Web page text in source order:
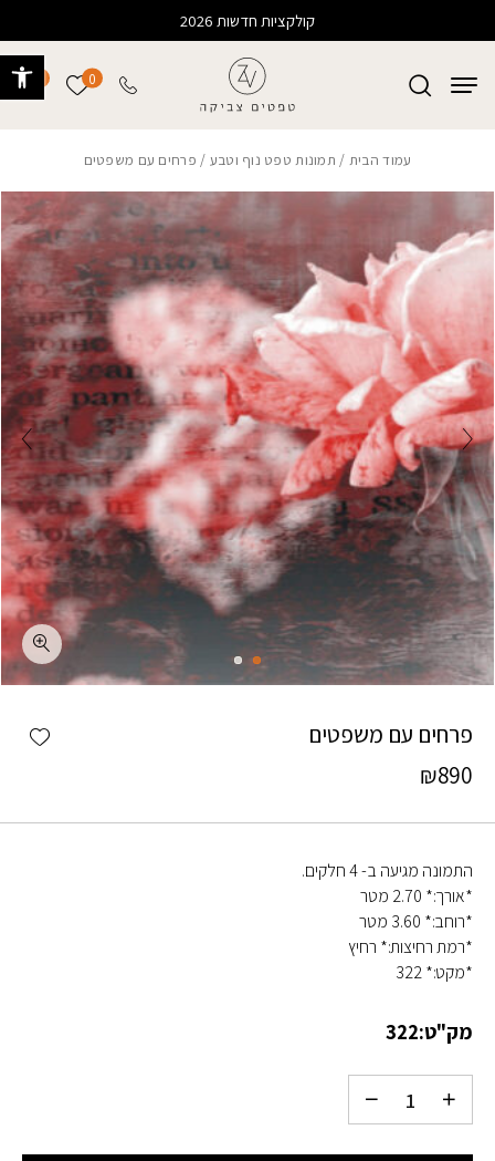
קולקציות חדשות 2026
0 הרשימה
עמוד הבית / תמונות טפט נוף וטבע / פרחים עם משפטים
פרחים עם משפטים
₪890
התמונה מגיעה ב- 4 חלקים.
*אורך:* 2.70 מטר
*רוחב:* 3.60 מטר
*רמת רחיצות:* רחיץ
*מקט:* 322
מק"ט:322